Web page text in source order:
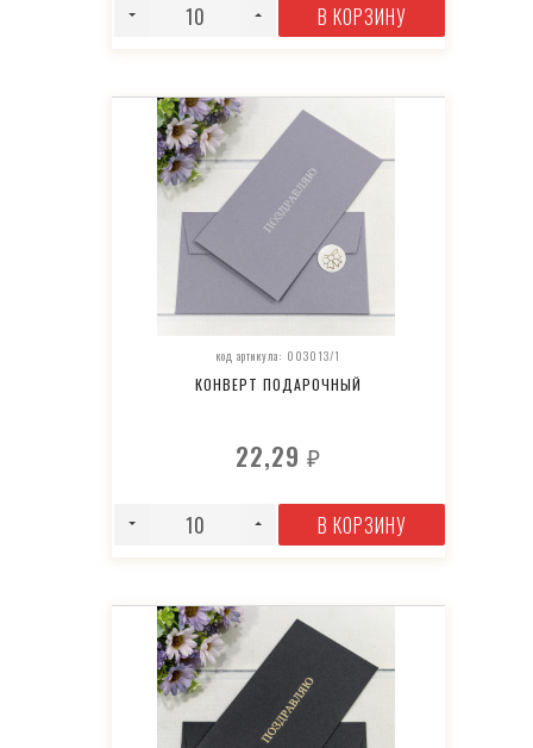
В КОРЗИНУ
код артикула: 003013/1
КОНВЕРТ ПОДАРОЧНЫЙ
22,29₽
В КОРЗИНУ